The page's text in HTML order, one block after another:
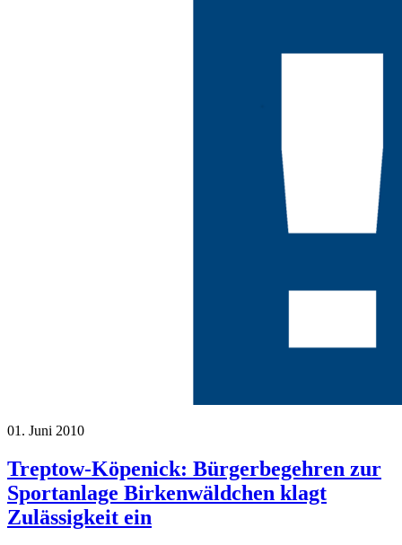
01. Juni 2010
Treptow-Köpenick: Bürgerbegehren zur
Sportanlage Birkenwäldchen klagt
Zulässigkeit ein